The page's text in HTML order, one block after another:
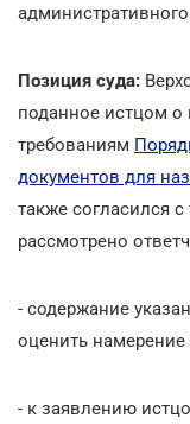
Позиция суда:
поданное истцом о
требованиям
документов для
также согласился
рассмотрено
- содержание
оценить намерение
- к заявлению